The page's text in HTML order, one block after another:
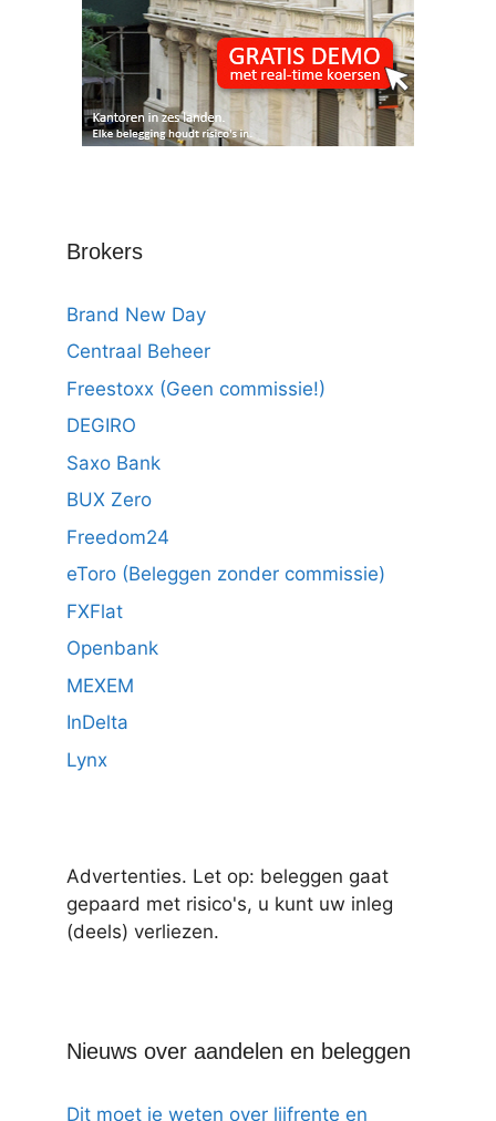
Brokers
Brand New Day
Centraal Beheer
Freestoxx (Geen commissie!)
DEGIRO
Saxo Bank
BUX Zero
Freedom24
eToro (Beleggen zonder commissie)
FXFlat
Openbank
MEXEM
InDelta
Lynx
Advertenties. Let op: beleggen gaat
gepaard met risico's, u kunt uw inleg
(deels) verliezen.
Nieuws over aandelen en beleggen
Dit moet je weten over lijfrente en